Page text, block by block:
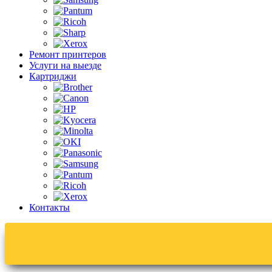
Ремонт принтеров
Услуги на выезде
Картриджи
Контакты